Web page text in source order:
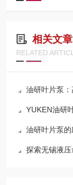
相关文章
RELATED
油研叶片泵
YUKEN油研
油研叶片泵的
探索无锡液压齿